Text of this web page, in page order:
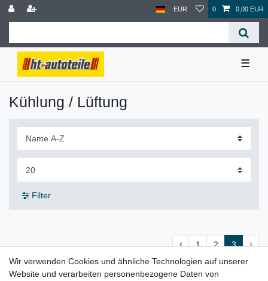
EUR 0 0,00 EUR
☰
Kühlung / Lüftung
Filter
1 2 3
Wir verwenden Cookies und ähnliche Technologien auf unserer
Website und verarbeiten personenbezogene Daten von